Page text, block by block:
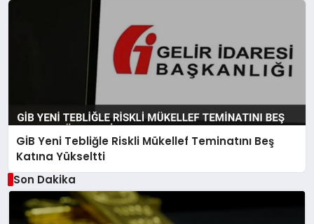
GİB Yeni Tebliğle Riskli Mükellef Teminatını Beş
Katına Yükseltti
Son Dakika